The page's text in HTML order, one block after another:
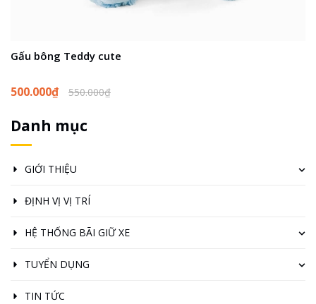
Gấu bông Teddy cute
500.000₫ 550.000₫
Danh mục
GIỚI THIỆU
ĐỊNH VỊ VỊ TRÍ
HỆ THỐNG BÃI GIỮ XE
TUYỂN DỤNG
TIN TỨC